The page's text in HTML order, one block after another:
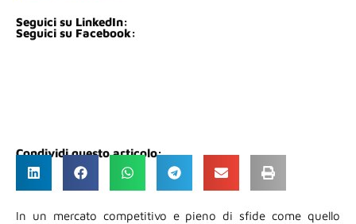
Seguici su LinkedIn:
Seguici su Facebook:
Condividi questo articolo:
In un mercato competitivo e pieno di sfide come quello